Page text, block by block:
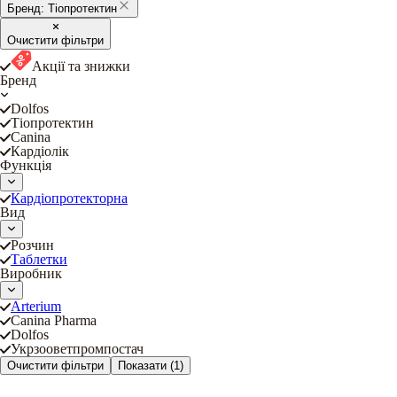
Бренд: Тіопротектин
Очистити фільтри
Акції та знижки
Бренд
Dolfos
Тіопротектин
Canina
Кардіолік
Функція
Кардіопротекторна
Вид
Розчин
Таблетки
Виробник
Arterium
Canina Pharma
Dolfos
Укрзооветпромпостач
Очистити фільтри Показати (1)